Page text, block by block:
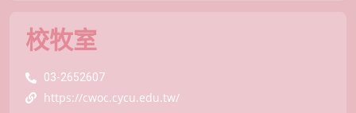
校牧室
03-2652607
https://cwoc.cycu.edu.tw/